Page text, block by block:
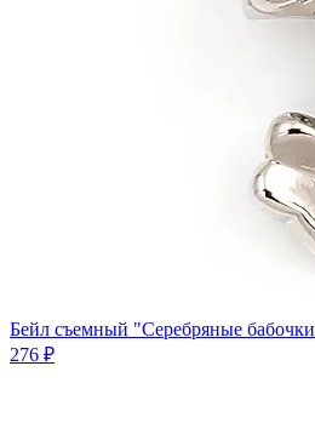
Бейл съемный "Серебряные
276 ₽